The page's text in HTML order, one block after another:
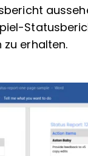
erhalten.